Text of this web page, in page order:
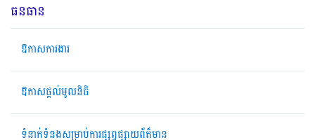
ធនធាន
ឱកាសការងារ
ឱកាសផ្តល់មូលនិធិ
ទំនាក់ទំនងសម្រាប់ការផ្សព្វផ្សាយព័ត៏មាន